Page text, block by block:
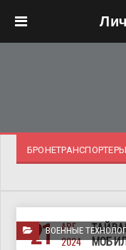
БРОНЕТРАНСПОРТЕРЫ
ВОЕННЫЕ
21
АВГ
2024